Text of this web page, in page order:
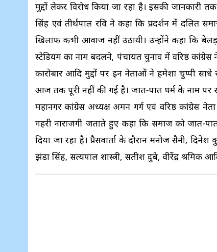
मुद्दों लेकर विरोध किया जा रहा है। इसकी जानकारी
सिंह एवं तीर्थपाल रवि ने कहा कि प्रदर्शन में
खिलाफ कभी आवाज नहीं उठायी। उन्होंने कहा कि
स्टेडियम का नाम बदलने, पंचायत चुनाव में वरिष्ठ
कारोबार आदि मुद्दों पर इन नेताओं ने हमेशा चुप्पी
आज तक पूरी नहीं की गई है। जात-पात धर्म के नाम पर
महानगर कांग्रेस अध्यक्ष अमन गर्ग एवं वरिष्ठ कांग्रेस
गहरी नाराजगी जताते हुए कहा कि समाज को जात-
दिया जा रहा है। प्रैसवार्ता के दौरान मनोज सैनी,
झंडा सिंह, सत्यपाल शास्त्री, सतीश दुबे, वीरेंद्र श्रमिक